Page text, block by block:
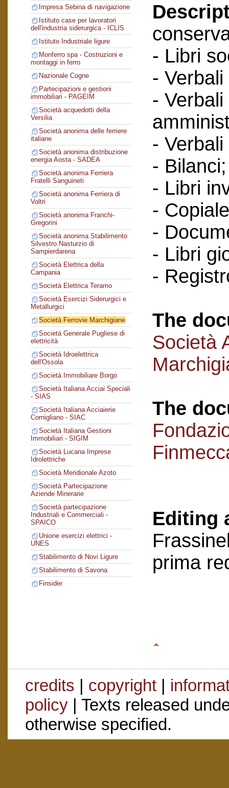
Impresa Sebina di navigazione
Istituto case per lavoratori
dell'industria siderurgica - ICLIS
Istituto Industriale ligure
Monferro spa - Costruzioni e
montaggi in ferro
Nazionale Cogne
Partecipazioni e gestioni
immobiliari - PAGEIM
Società acquedotti della
Versilia
Società anonima delle ferriere
italiane
Società anonima distribuzione
energia Aosta - SADEA
Società anonima Ferriera
Fratelli Sanguineti
Società anonima Ferriera di
Voltri
Società anonima Franchi-
Gregorini
Società anonima Stabilimento
Silvestro Nasturzio di
Sampierdarena
Società Elettrica della
Campania
Società Elettrica Teramo
Società Esercizi Siderurgici e
Metallurgici
Società Ferrovie Marchigiane
Società Generale Pugliese di
elettricità
Società Idroelettrica
dell'Ossola
Società Immobiliare Borgo
Società Italiana Acciai Speciali
- SIAS
Società Italiana Acciaierie
Cornigliano - SIAC
Società Italiana Gestioni
Immobiliari - SIGIM
Società Lucana Imprese
Idrolettriche
Società Meridionale Azoto
Società Partecipazione
Aziende Minerarie
Società partecipazione
Industriali e Commerciali -
SPAICO
Unione esercizi elettrici -
UNES
Stabilimento di Novi Ligure
Stabilimento di Savona
Finsider
- Libri
-
-
-
- Bilanci;
- Libri
-
-
- Libri
-
The
Società
The
Editing
prima
credits | copyright|
policy| Texts released
otherwise specified.